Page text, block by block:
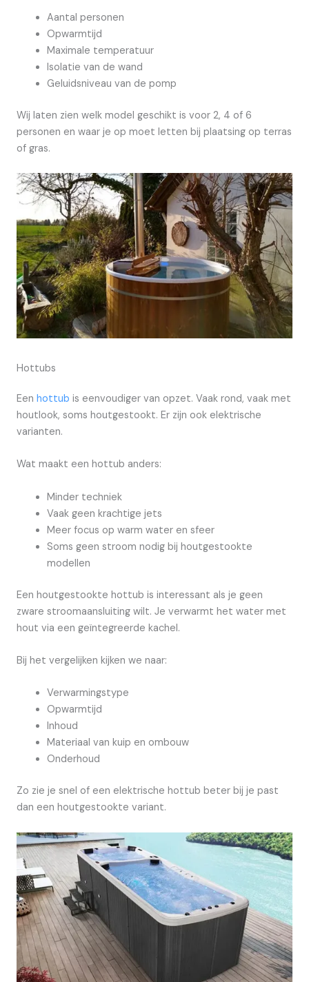
Aantal personen
Opwarmtijd
Maximale temperatuur
Isolatie van de wand
Geluidsniveau van de pomp
Wij laten zien welk model geschikt is voor 2, 4 of 6
personen en waar je op moet letten bij plaatsing op terras
of gras.
Hottubs
Een hottub is eenvoudiger van opzet. Vaak rond, vaak met
houtlook, soms houtgestookt. Er zijn ook elektrische
varianten.
Wat maakt een hottub anders:
Minder techniek
Vaak geen krachtige jets
Meer focus op warm water en sfeer
Soms geen stroom nodig bij houtgestookte
modellen
Een houtgestookte hottub is interessant als je geen
zware stroomaansluiting wilt. Je verwarmt het water met
hout via een geïntegreerde kachel.
Bij het vergelijken kijken we naar:
Verwarmingstype
Opwarmtijd
Inhoud
Materiaal van kuip en ombouw
Onderhoud
Zo zie je snel of een elektrische hottub beter bij je past
dan een houtgestookte variant.